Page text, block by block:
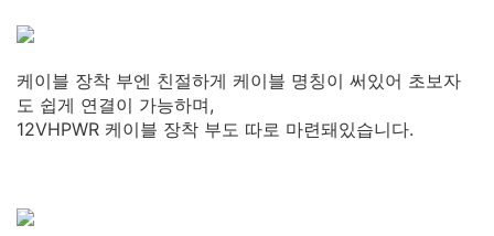
케이블 장착 부엔 친절하게 케이블 명칭이 써있어 초보자
도 쉽게 연결이 가능하며,
12VHPWR 케이블 장착 부도 따로 마련돼있습니다.